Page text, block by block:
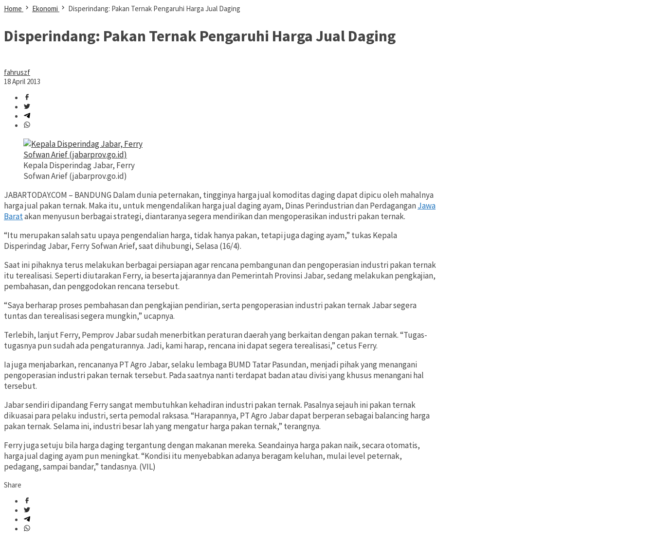
Home Ekonomi Disperindang: Pakan Ternak Pengaruhi Harga Jual Daging
Disperindang: Pakan Ternak Pengaruhi Harga Jual Daging
fahruszf
18 April 2013
Kepala Disperindag Jabar, Ferry
Sofwan Arief (jabarprov.go.id)
JABARTODAY.COM – BANDUNG Dalam dunia peternakan, tingginya harga jual komoditas daging dapat dipicu oleh mahalnya
harga jual pakan ternak. Maka itu, untuk mengendalikan harga jual daging ayam, Dinas Perindustrian dan PerdaganganJawa
Baratakan menyusun berbagai strategi, diantaranya segera mendirikan dan mengoperasikan industri pakan ternak.
“Itu merupakan salah satu upaya pengendalian harga, tidak hanya pakan, tetapi juga daging ayam,” tukas Kepala
Disperindag Jabar, Ferry Sofwan Arief, saat dihubungi, Selasa (16/4).
Saat ini pihaknya terus melakukan berbagai persiapan agar rencana pembangunan dan pengoperasian industri pakan ternak
itu terealisasi. Seperti diutarakan Ferry, ia beserta jajarannya dan Pemerintah Provinsi Jabar, sedang melakukan pengkajian,
pembahasan, dan penggodokan rencana tersebut.
“Saya berharap proses pembahasan dan pengkajian pendirian, serta pengoperasian industri pakan ternak Jabar segera
tuntas dan terealisasi segera mungkin,” ucapnya.
Terlebih, lanjut Ferry, Pemprov Jabar sudah menerbitkan peraturan daerah yang berkaitan dengan pakan ternak. “Tugas-
tugasnya pun sudah ada pengaturannya. Jadi, kami harap, rencana ini dapat segera terealisasi,” cetus Ferry.
Ia juga menjabarkan, rencananya PT Agro Jabar, selaku lembaga BUMD Tatar Pasundan, menjadi pihak yang menangani
pengoperasian industri pakan ternak tersebut. Pada saatnya nanti terdapat badan atau divisi yang khusus menangani hal
tersebut.
Jabar sendiri dipandang Ferry sangat membutuhkan kehadiran industri pakan ternak. Pasalnya sejauh ini pakan ternak
dikuasai para pelaku industri, serta pemodal raksasa. “Harapannya, PT Agro Jabar dapat berperan sebagai balancing harga
pakan ternak. Selama ini, industri besar lah yang mengatur harga pakan ternak,” terangnya.
Ferry juga setuju bila harga daging tergantung dengan makanan mereka. Seandainya harga pakan naik, secara otomatis,
harga jual daging ayam pun meningkat. “Kondisi itu menyebabkan adanya beragam keluhan, mulai level peternak,
pedagang, sampai bandar,” tandasnya. (VIL)
Share